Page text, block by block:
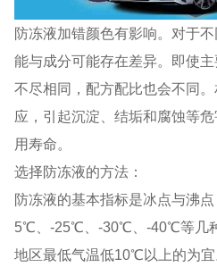
防冻液加错颜色有影响。对于
能与成分可能存在差异。即使
不尽相同，配方配比也会不同
应，引起沉淀、结垢和腐蚀等
用寿命。
选择防冻液的方法：
防冻液的基本指标是冰点与沸
5℃、-25℃、-30℃、-40℃等几
地区最低气温低10℃以上的为宜